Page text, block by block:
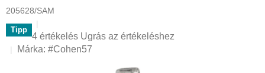
205628/SAM
Tipp
A
termék
4 értékelés Ugrás az értékeléshez
Márka: #Cohen57